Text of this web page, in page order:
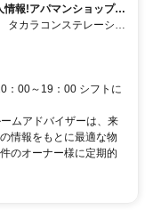
報!アパマンショップ大
カラコンステレーショ
：00～19：00 シフトに
ムアドバイザーは、来
情報をもとに最適な物
のオーナー様に定期的